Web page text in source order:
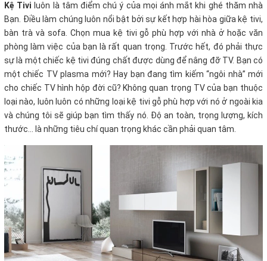
Kệ Tivi luôn là tâm điểm chú ý của mọi ánh mắt khi ghé thăm nhà
Bạn. Điều làm chúng luôn nổi bật bởi sự kết hợp hài hòa giữa kệ tivi,
bàn trà và sofa. Chọn mua kệ tivi gỗ phù hợp với nhà ở hoặc văn
phòng làm việc của bạn là rất quan trọng. Trước hết, đó phải thực
sự là một chiếc kệ tivi đúng chất được dùng để nâng đỡ TV. Bạn có
một chiếc TV plasma mới? Hay bạn đang tìm kiếm “ngôi nhà” mới
cho chiếc TV hình hộp đời cũ? Không quan trọng TV của bạn thuộc
loại nào, luôn luôn có những loại kệ tivi gỗ phù hợp với nó ở ngoài kia
và chúng tôi sẽ giúp bạn tìm thấy nó. Độ an toàn, trọng lượng, kích
thước… là những tiêu chí quan trọng khác cần phải quan tâm.